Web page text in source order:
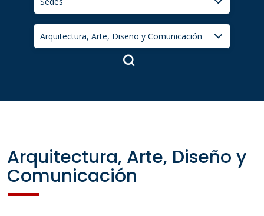
Arquitectura, Arte, Diseño y
Comunicación